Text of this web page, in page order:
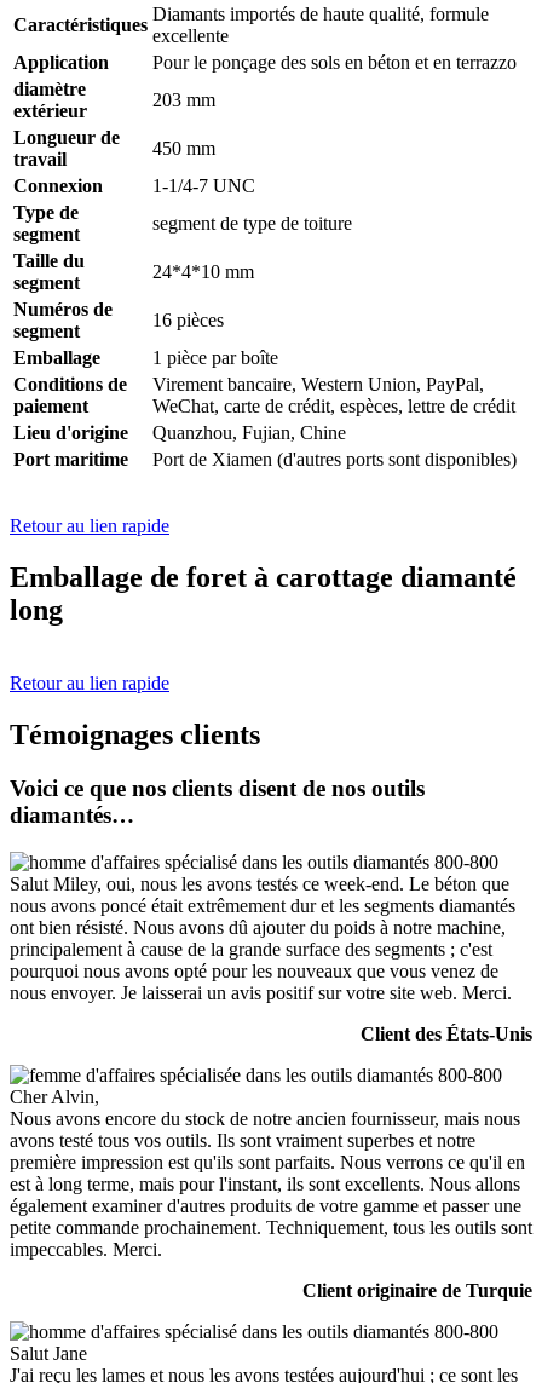
Caractéristiques
Diamants importés de haute qualité, formule
excellente
Application
Pour le ponçage des sols en béton et en terrazzo
diamètre
extérieur
203 mm
Longueur de
travail
450 mm
Connexion
1-1/4-7 UNC
Type de
segment
segment de type de toiture
Taille du
segment
24*4*10 mm
Numéros de
segment
16 pièces
Emballage
1 pièce par boîte
Conditions de
paiement
Virement bancaire, Western Union, PayPal,
WeChat, carte de crédit, espèces, lettre de crédit
Lieu d'origine
Quanzhou, Fujian, Chine
Port maritime
Port de Xiamen (d'autres ports sont disponibles)
Retour au lien rapide
Emballage de foret à carottage diamanté
long
Retour au lien rapide
Témoignages clients
Voici ce que nos clients disent de nos outils
diamantés…
Salut Miley, oui, nous les avons testés ce week-end. Le béton que
nous avons poncé était extrêmement dur et les segments diamantés
ont bien résisté. Nous avons dû ajouter du poids à notre machine,
principalement à cause de la grande surface des segments ; c'est
pourquoi nous avons opté pour les nouveaux que vous venez de
nous envoyer. Je laisserai un avis positif sur votre site web. Merci.
Client des États-Unis
Cher Alvin,
Nous avons encore du stock de notre ancien fournisseur, mais nous
avons testé tous vos outils. Ils sont vraiment superbes et notre
première impression est qu'ils sont parfaits. Nous verrons ce qu'il en
est à long terme, mais pour l'instant, ils sont excellents. Nous allons
également examiner d'autres produits de votre gamme et passer une
petite commande prochainement. Techniquement, tous les outils sont
impeccables. Merci.
Client originaire de Turquie
Salut Jane
J'ai reçu les lames et nous les avons testées aujourd'hui ; ce sont les